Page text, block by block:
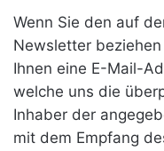
Wenn Sie den auf
Newsletter
Ihnen eine E-Mail-
welche uns die
Inhaber der
mit dem Empfang